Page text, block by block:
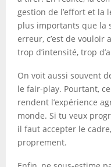
gestion de l’effort et la
plus importants que la
erreur, c’est de vouloir
trop d’intensité, trop
On voit aussi souvent
le fair-play. Pourtant,
rendent l’expérience
monde. Si tu veux
il faut accepter le
proprement.